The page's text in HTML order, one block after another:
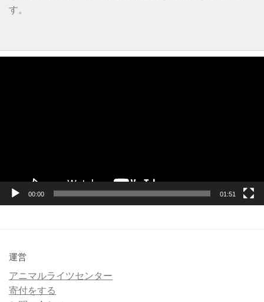
す。
00:00 01:51
運営
アニマルライツセンター
寄付をする